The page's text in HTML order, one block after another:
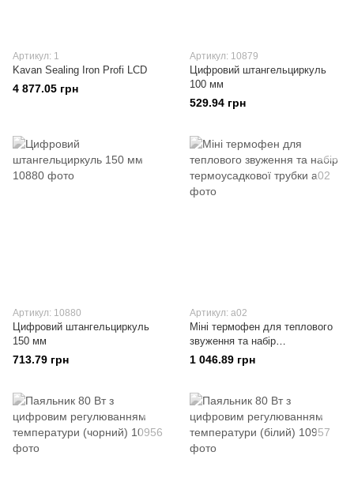
Артикул: 1
Kavan Sealing Iron Profi LCD
4 877.05 грн
Артикул: 10879
Цифровий штангельциркуль
100 мм
529.94 грн
Артикул: 10880
Цифровий штангельциркуль
150 мм
713.79 грн
Артикул: a02
Міні термофен для теплового
звуження та набір
термоусадкової трубки
1 046.89 грн